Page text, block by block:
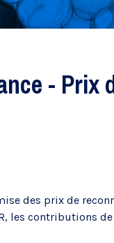
et de cellules souches
- Prix
des prix de
les contributions